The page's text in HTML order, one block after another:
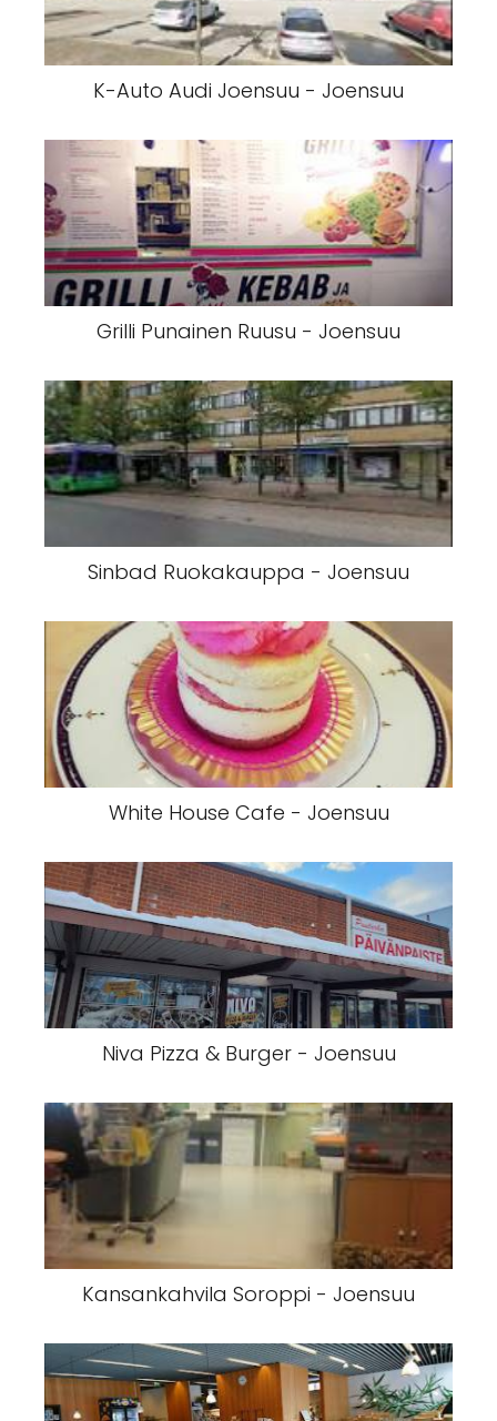
K-Auto Audi Joensuu - Joensuu
Grilli Punainen Ruusu - Joensuu
Sinbad Ruokakauppa - Joensuu
White House Cafe - Joensuu
Niva Pizza & Burger - Joensuu
Kansankahvila Soroppi - Joensuu